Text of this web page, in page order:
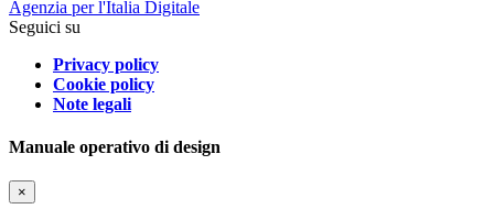
Agenzia per l'Italia Digitale
Seguici su
Privacy policy
Cookie policy
Note legali
Manuale operativo di design
×